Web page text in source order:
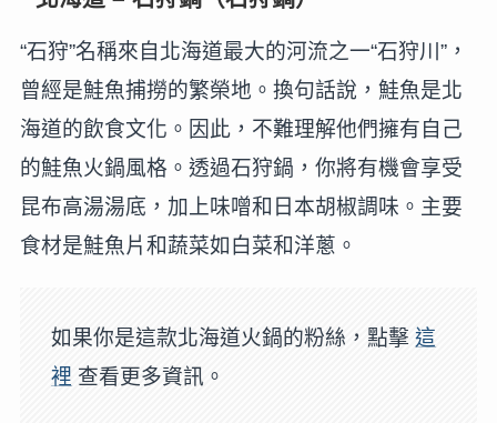
“石狩”名稱來自北海道最大的河流之一“石狩川”，
曾經是鮭魚捕撈的繁榮地。換句話說，鮭魚是北
海道的飲食文化。因此，不難理解他們擁有自己
的鮭魚火鍋風格。透過石狩鍋，你將有機會享受
昆布高湯湯底，加上味噌和日本胡椒調味。主要
食材是鮭魚片和蔬菜如白菜和洋蔥。
如果你是這款北海道火鍋的粉絲，點擊這
裡 查看更多資訊。